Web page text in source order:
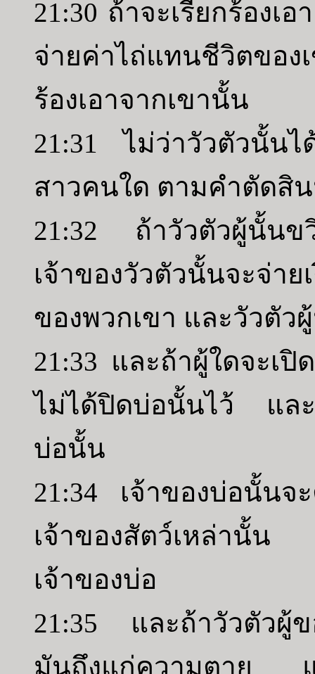
21:30 ถ้าจะเรียกร้องเ
จ่ายค่าไถ่แทนชีวิตของ
ร้องเอาจากเขานั้น
21:31 ไม่ว่าวัวตัวนั้นไ
สาวคนใด ตามคำตัดสิ
21:32 ถ้าวัวตัวผู้นั้นข
เจ้าของวัวตัวนั้นจะจ่า
ของพวกเขา และวัวตั
21:33 และถ้าผู้ใดจะเ
ไม่ได้ปิดบ่อนั้นไว้ และ
บ่อนั้น
21:34 เจ้าของบ่อนั้นจ
เจ้าของสัตว์เหล่านั้น
เจ้าของบ่อ
21:35 และถ้าวัวตัวผู้ข
มันถึงแก่ความตาย แ